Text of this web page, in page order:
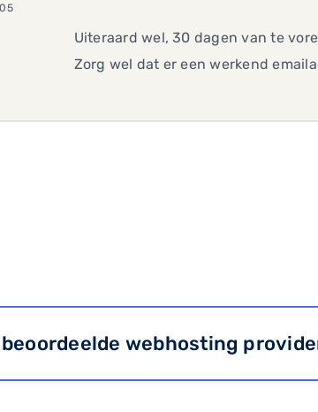
Uiteraard wel, 30 dagen van te
Zorg wel dat er een werkend
webhosting